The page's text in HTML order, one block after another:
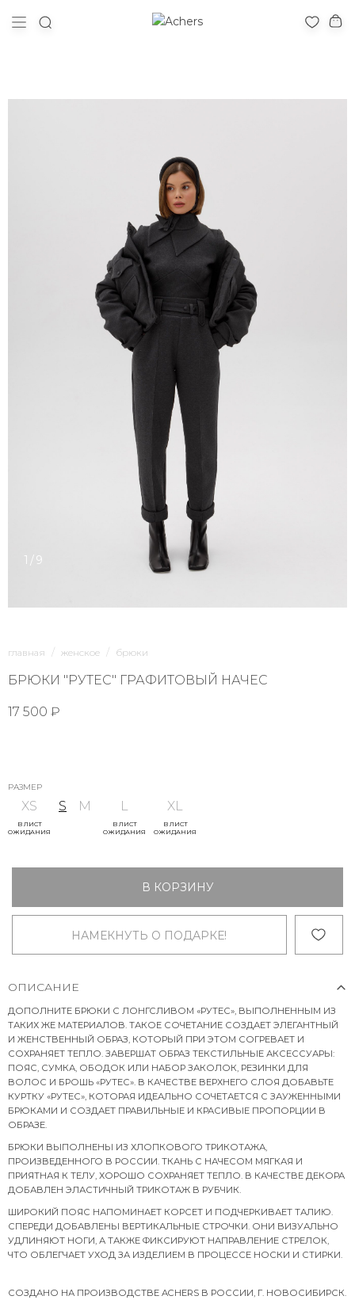
1/9
главная женское брюки
БРЮКИ "РУТЕС" ГРАФИТОВЫЙ НАЧЕС
17 500 ₽
РАЗМЕР
XS
В ЛИСТ
ОЖИДАНИЯ
S M L
В ЛИСТ
ОЖИДАНИЯ
XL
В ЛИСТ
ОЖИДАНИЯ
В КОРЗИНУ
НАМЕКНУТЬ О ПОДАРКЕ!
ОПИСАНИЕ
ДОПОЛНИТЕ БРЮКИ С ЛОНГСЛИВОМ «РУТЕС», ВЫПОЛНЕННЫМ ИЗ
ТАКИХ ЖЕ МАТЕРИАЛОВ. ТАКОЕ СОЧЕТАНИЕ СОЗДАЕТ ЭЛЕГАНТНЫЙ
И ЖЕНСТВЕННЫЙ ОБРАЗ, КОТОРЫЙ ПРИ ЭТОМ СОГРЕВАЕТ И
СОХРАНЯЕТ ТЕПЛО. ЗАВЕРШАТ ОБРАЗ ТЕКСТИЛЬНЫЕ АКСЕССУАРЫ:
ПОЯС, СУМКА, ОБОДОК ИЛИ НАБОР ЗАКОЛОК, РЕЗИНКИ ДЛЯ
ВОЛОС И БРОШЬ «РУТЕС». В КАЧЕСТВЕ ВЕРХНЕГО СЛОЯ ДОБАВЬТЕ
КУРТКУ «РУТЕС», КОТОРАЯ ИДЕАЛЬНО СОЧЕТАЕТСЯ С ЗАУЖЕННЫМИ
БРЮКАМИ И СОЗДАЕТ ПРАВИЛЬНЫЕ И КРАСИВЫЕ ПРОПОРЦИИ В
ОБРАЗЕ.
БРЮКИ ВЫПОЛНЕНЫ ИЗ ХЛОПКОВОГО ТРИКОТАЖА,
ПРОИЗВЕДЕННОГО В РОССИИ. ТКАНЬ С НАЧЕСОМ МЯГКАЯ И
ПРИЯТНАЯ К ТЕЛУ, ХОРОШО СОХРАНЯЕТ ТЕПЛО. В КАЧЕСТВЕ ДЕКОРА
ДОБАВЛЕН ЭЛАСТИЧНЫЙ ТРИКОТАЖ В РУБЧИК.
ШИРОКИЙ ПОЯС НАПОМИНАЕТ КОРСЕТ И ПОДЧЕРКИВАЕТ ТАЛИЮ.
СПЕРЕДИ ДОБАВЛЕНЫ ВЕРТИКАЛЬНЫЕ СТРОЧКИ. ОНИ ВИЗУАЛЬНО
УДЛИНЯЮТ НОГИ, А ТАКЖЕ ФИКСИРУЮТ НАПРАВЛЕНИЕ СТРЕЛОК,
ЧТО ОБЛЕГЧАЕТ УХОД ЗА ИЗДЕЛИЕМ В ПРОЦЕССЕ НОСКИ И СТИРКИ.
СОЗДАНО НА ПРОИЗВОДСТВЕ ACHERS В РОССИИ, Г. НОВОСИБИРСК.